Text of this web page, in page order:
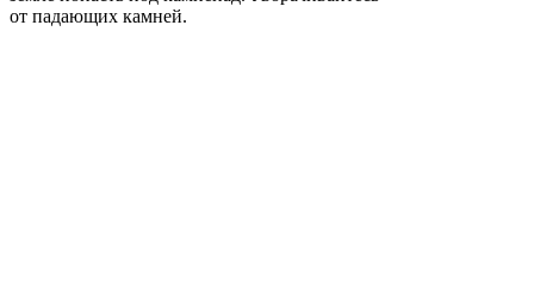
от падающих камней.